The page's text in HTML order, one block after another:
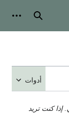
بحث
أدوات
إذا كنت تريد